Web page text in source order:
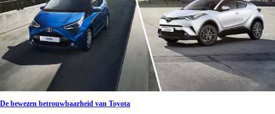
De bewezen betrouwbaarheid van Toyota